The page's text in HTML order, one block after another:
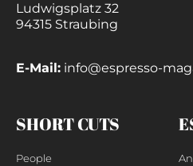
Ludwigsplatz 32
94315 Straubing
E-Mail: info@espresso-
SHORT CUTS
People